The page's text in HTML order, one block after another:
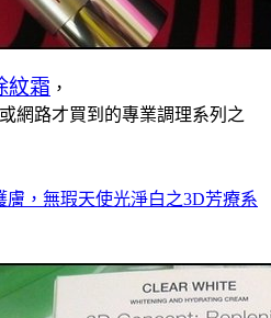
紋霜 ，
網路才買到的專業調理系列之
膚，無瑕天使光淨白之3D芳療系